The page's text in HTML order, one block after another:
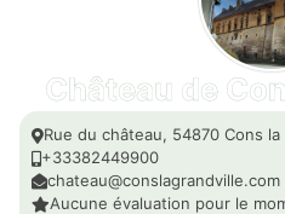
Château de
Rue du château, 54870 Cons la
+33382449900
chateau@conslagrandville.com
Aucune évaluation pour le